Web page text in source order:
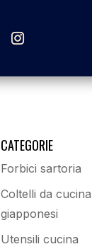
CATEGORIE
Forbici sartoria
Coltelli da cucina
giapponesi
Utensili cucina